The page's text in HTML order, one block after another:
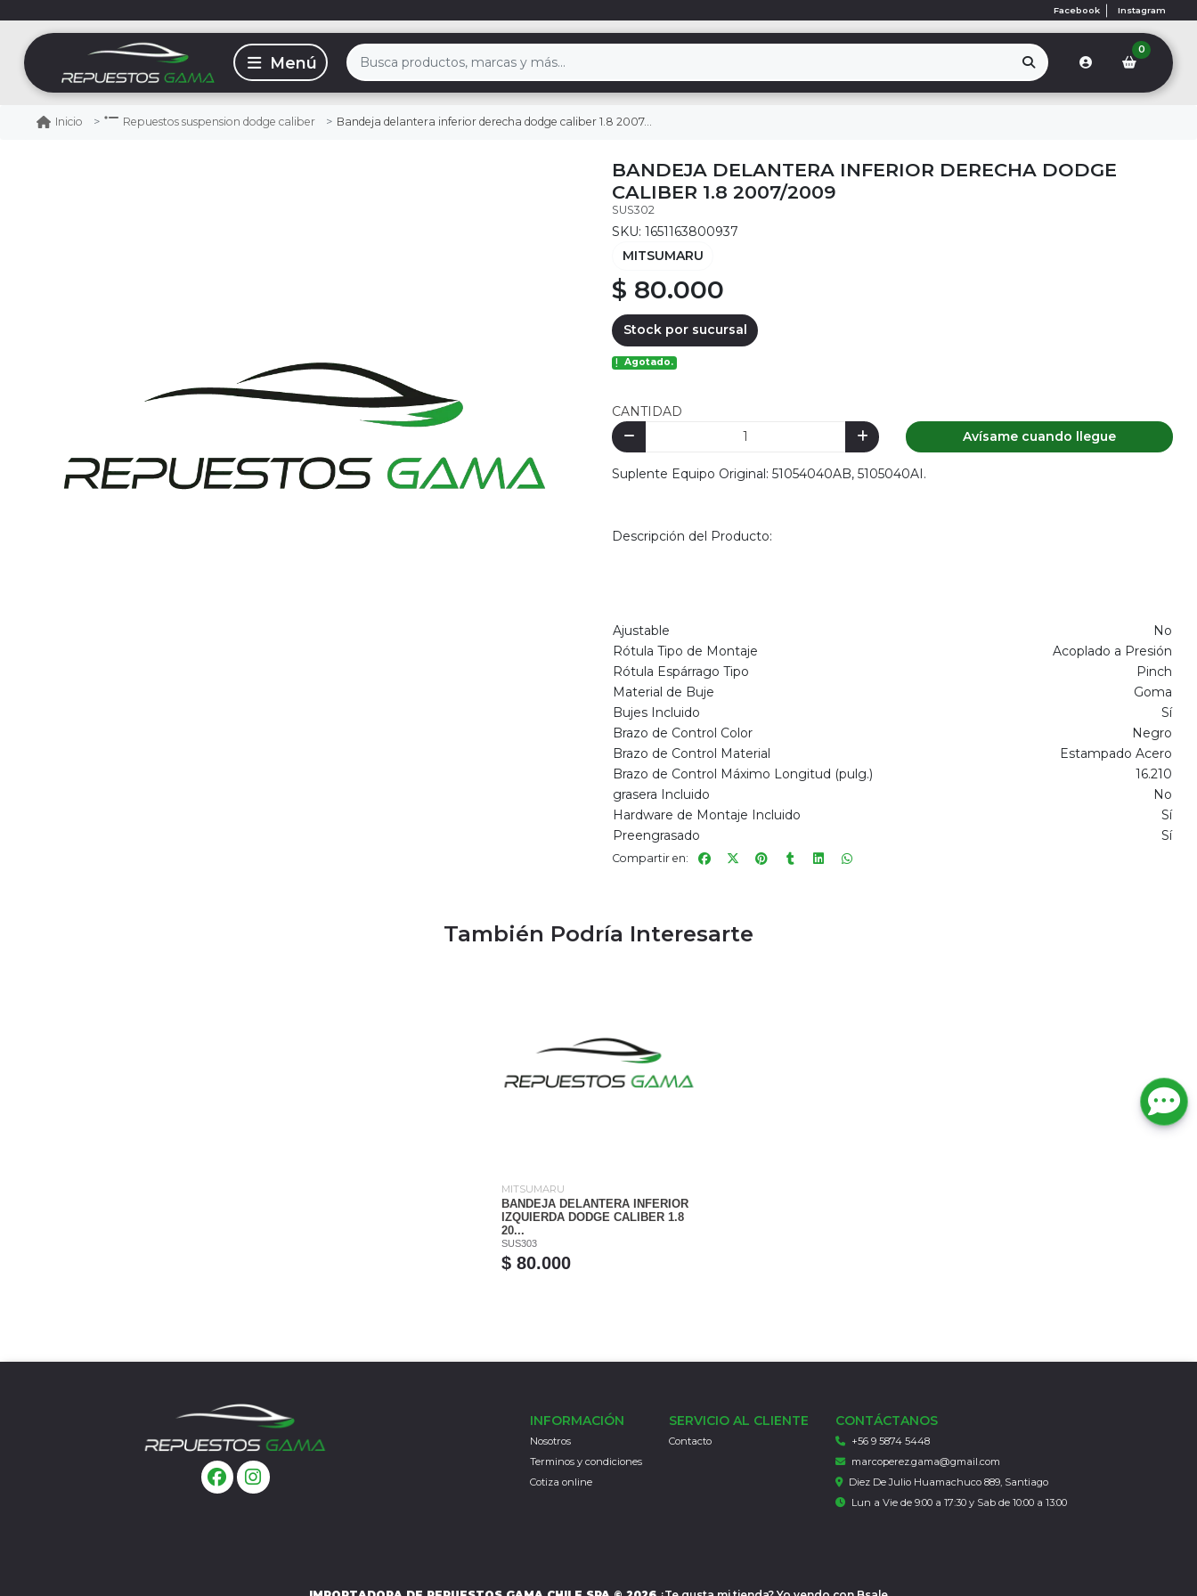
Facebook Instagram
0
Inicio Repuestos suspension dodge caliber Bandeja delantera inferior derecha dodge caliber 1.8 2007/2009
BANDEJA DELANTERA INFERIOR DERECHA DODGE
CALIBER 1.8 2007/2009
SUS302
SKU: 1651163800937
MITSUMARU
$ 80.000
Stock por sucursal
Agotado.
CANTIDAD
Avísame cuando llegue
Suplente Equipo Original: 51054040AB, 5105040AI.
Descripción del Producto:
Ajustable
No
Rótula Tipo de Montaje
Acoplado a Presión
Rótula Espárrago Tipo
Pinch
Material de Buje
Goma
Bujes Incluido
Sí
Brazo de Control Color
Negro
Brazo de Control Material
Estampado Acero
Brazo de Control Máximo Longitud (pulg.)
16.210
grasera Incluido
No
Hardware de Montaje Incluido
Sí
Preengrasado
Sí
Compartir en:
También Podría Interesarte
MITSUMARU
BANDEJA DELANTERA INFERIOR
IZQUIERDA DODGE CALIBER 1.8
20...
SUS303
$ 80.000
INFORMACIÓN
Nosotros
Terminos y condiciones
Cotiza online
SERVICIO AL CLIENTE
Contacto
CONTÁCTANOS
+56 9 5874 5448
marcoperez.gama@gmail.com
Diez De Julio Huamachuco 889, Santiago
Lun a Vie de 9:00 a 17:30 y Sab de 10:00 a 13:00